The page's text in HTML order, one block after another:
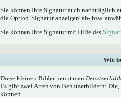
Sie können Ihre Signatur auch nachträglich
die Option 'Signatur anzeigen' ab- bzw.
Sie können Ihre Signatur mit Hilfe des
Wie
Diese kleinen Bilder nennt man
Es gibt zwei Arten von Benutzerbildern:
können.